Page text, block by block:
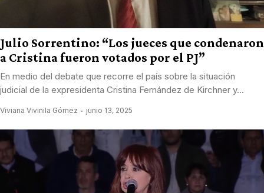
Julio Sorrentino: “Los jueces que condenaron
a Cristina fueron votados por el PJ”
En medio del debate que recorre el país sobre la situación
judicial de la expresidenta Cristina Fernández de Kirchner y...
Viviana Vivinila Gómez junio 13, 2025